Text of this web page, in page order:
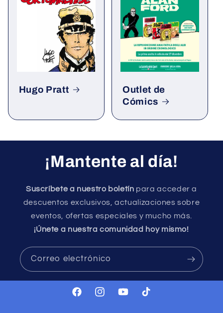
Hugo Pratt
Outlet de
Cómics
¡Mantente al día!
Suscríbete a nuestro boletín para acceder a
descuentos exclusivos, actualizaciones sobre
eventos, ofertas especiales y mucho más.
¡Únete a nuestra comunidad hoy mismo!
Correo electrónico
FacebookInstagramYouTubeTikTok